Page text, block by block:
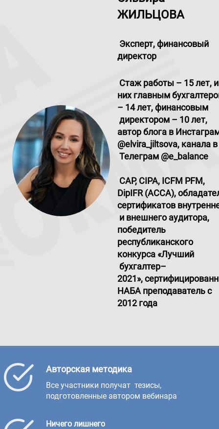
ЖИЛЬЦОВА
Эксперт, финансовый
директор
Стаж работы – 15 лет,
них главным
– 14 лет, финансовым
директором – 10 лет,
автор блога в
@elvira jiltsova, канала в
Телеграм @e balance
CAP, CIPA, ICFM PFM,
DipIFR (ACCA),
сертификатов
и внешнего аудитора,
победитель
республиканского
конкурса «Лучший
бухгалтер–
2021»,
НАБА преподаватель с
2012 года
Авторская методика
Все участники получат тезисы,
подготовленные автором вебинара
Ничего лишнего